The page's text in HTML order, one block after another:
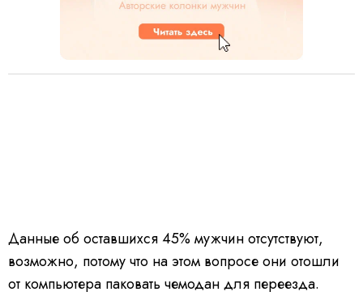
Данные об оставшихся 45% мужчин отсутствуют,
возможно, потому что на этом вопросе они отошли
от компьютера паковать чемодан для переезда.